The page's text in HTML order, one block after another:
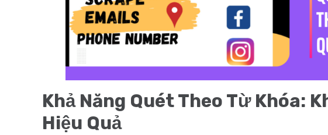
Khả Năng Quét Theo Từ Khóa:
Hiệu Quả